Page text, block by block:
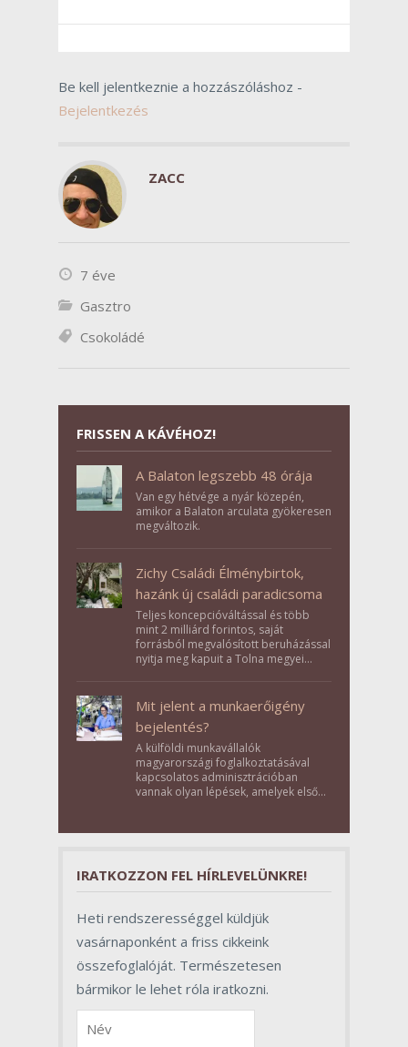
Be kell jelentkeznie a hozzászóláshoz -
Bejelentkezés
ZACC
7 éve
Gasztro
Csokoládé
FRISSEN A KÁVÉHOZ!
A Balaton legszebb 48 órája
Van egy hétvége a nyár közepén,
amikor a Balaton arculata gyökeresen
megváltozik.
Zichy Családi Élménybirtok,
hazánk új családi paradicsoma
Teljes koncepcióváltással és több
mint 2 milliárd forintos, saját
forrásból megvalósított beruházással
nyitja meg kapuit a Tolna megyei
Mit jelent a munkaerőigény
bejelentés?
A külföldi munkavállalók
magyarországi foglalkoztatásával
kapcsolatos adminisztrációban
vannak olyan lépések, amelyek első
szerepet töltenek be az egész
IRATKOZZON FEL HÍRLEVELÜNKRE!
Heti rendszerességgel küldjük
vasárnaponként a friss cikkeink
összefoglalóját. Természetesen
bármikor le lehet róla iratkozni.